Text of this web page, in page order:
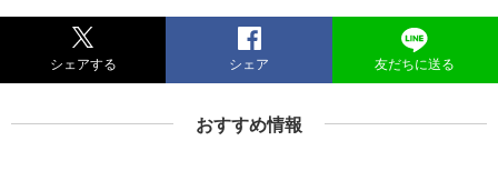
シェアする シェア 友だちに送る
おすすめ情報